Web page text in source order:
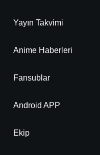
Yayın Takvimi
Anime Haberleri
Fansublar
Android APP
Ekip